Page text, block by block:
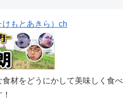
もとあきら）ch
材をどうにかして美味しく食べ